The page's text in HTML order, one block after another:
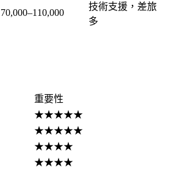
70,000–110,000
技術支援，差旅
多
重要性
★★★★★
★★★★★
★★★★
★★★★